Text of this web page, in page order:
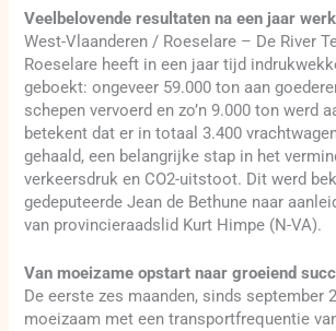
Veelbelovende resultaten na een jaar
West-Vlaanderen / Roeselare – De River
Roeselare heeft in een jaar tijd
geboekt: ongeveer 59.000 ton aan
schepen vervoerd en zo’n 9.000 ton werd
betekent dat er in totaal 3.400
gehaald, een belangrijke stap in het
verkeersdruk en CO2-uitstoot. Dit werd
gedeputeerde Jean de Bethune naar
van provincieraadslid Kurt Himpe (N-VA).
Van moeizame opstart naar groeiend
De eerste zes maanden, sinds september
moeizaam met een transportfrequentie